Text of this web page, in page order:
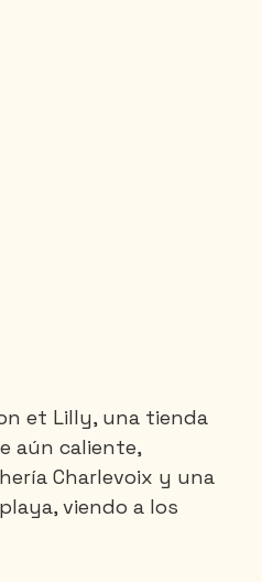
et Lilly, una tienda
aún caliente,
Charlevoix y una
viendo a los